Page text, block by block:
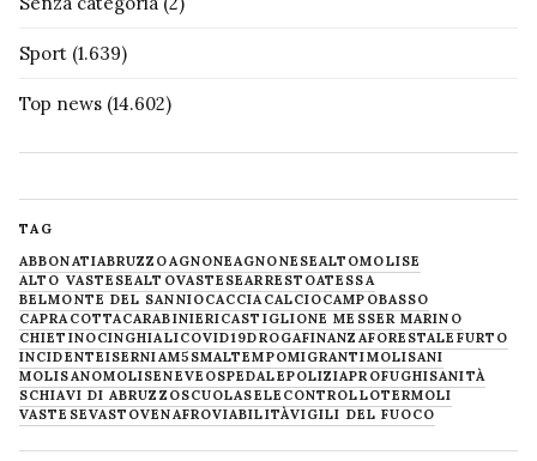
Sport (1.639)
Top news (14.602)
TAG
ABBONATIABRUZZOAGNONEAGNONESEALTOMOLISE
ALTO VASTESEALTOVASTESEARRESTOATESSA
BELMONTE DEL SANNIOCACCIACALCIOCAMPOBASSO
CAPRACOTTACARABINIERICASTIGLIONE MESSER MARINO
CHIETINOCINGHIALICOVID19DROGAFINANZAFORESTALE FURTO
INCIDENTEISERNIAM5SMALTEMPOMIGRANTIMOLISANI
MOLISANOMOLISENEVE OSPEDALEPOLIZIAPROFUGHISANITÀ
SCHIAVI DI ABRUZZOSCUOLASELECONTROLLOTERMOLI
VASTESEVASTOVENAFROVIABILITÀVIGILI DEL FUOCO